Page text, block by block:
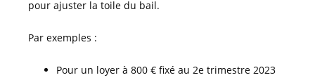
pour ajuster la toile du bail.
Par exemples :
Pour un loyer à 800 € fixé au 2e trimestre 2023